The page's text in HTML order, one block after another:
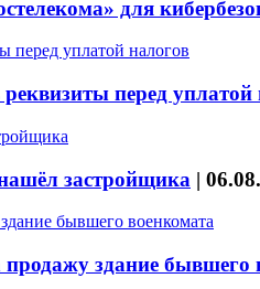
для
перед уплатой
застройщика |
здание бывшего